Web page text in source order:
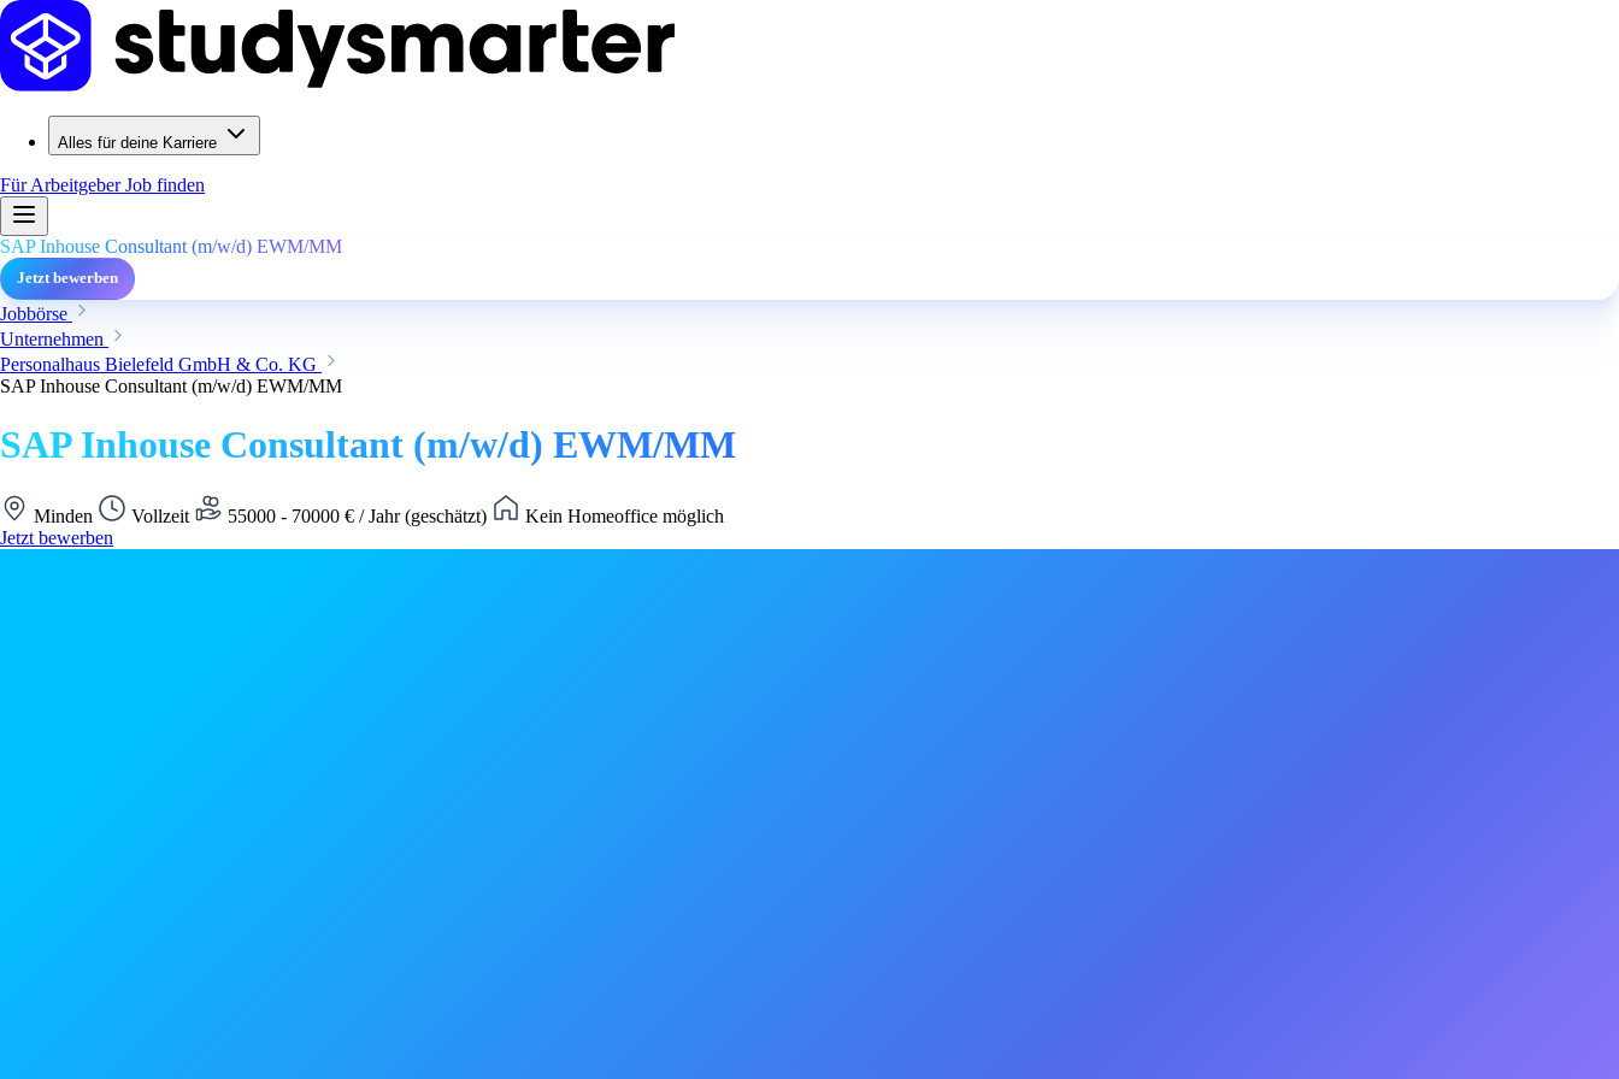
Alles für deine Karriere
Für ArbeitgeberJob finden
SAP Inhouse Consultant (m/w/d) EWM/MM
Jetzt bewerben
Jobbörse
Unternehmen
Personalhaus Bielefeld GmbH & Co. KG
SAP Inhouse Consultant (m/w/d) EWM/MM
SAP Inhouse Consultant (m/w/d) EWM/MM
Minden Vollzeit 55000 - 70000 € / Jahr (geschätzt)
Kein Homeoffice möglich
Jetzt bewerben